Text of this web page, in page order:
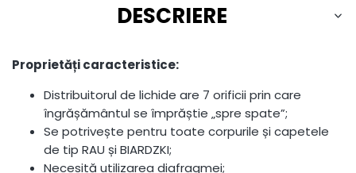
DESCRIERE
Proprietăți caracteristice:
Distribuitorul de lichide are 7 orificii prin care
îngrășământul se împrăștie „spre spate”;
Se potrivește pentru toate corpurile și capetele
de tip RAU și BIARDZKI;
Necesită utilizarea diafragmei;